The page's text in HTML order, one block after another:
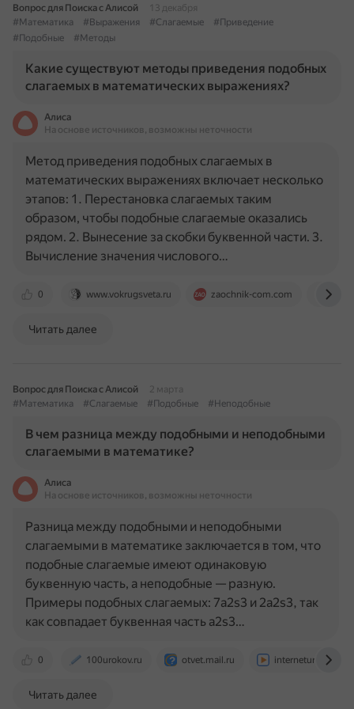
Вопрос для Поиска с Алисой
13 декабря
#Математика
#Выражения #Слагаемые
#Приведение
#Подобные
#Методы
Какие существуют методы приведения подобных
слагаемых в математических выражениях?
Алиса
На основе источников, возможны неточности
0 www.vokrugsveta.ru zaochnik-com.com
Метод приведения подобных слагаемых в
математических выражениях включает несколько
этапов: 1. Перестановка слагаемых таким
образом, чтобы подобные слагаемые оказались
рядом. 2. Вынесение за скобки буквенной части. 3.
Вычисление значения числового…
Читать далее
Вопрос для Поиска с Алисой
2 марта
#Математика
#Слагаемые #Подобные #Неподобные
В чем разница между подобными и неподобными
слагаемыми в математике?
Алиса
На основе источников, возможны неточности
0 100urokov.ru otvet.mail.ru interneturok.ru
Разница между подобными и неподобными
слагаемыми в математике заключается в том, что
подобные слагаемые имеют одинаковую
буквенную часть, а неподобные — разную.
Примеры подобных слагаемых: 7a2s3 и 2a2s3, так
как совпадает буквенная часть a2s3…
Читать далее